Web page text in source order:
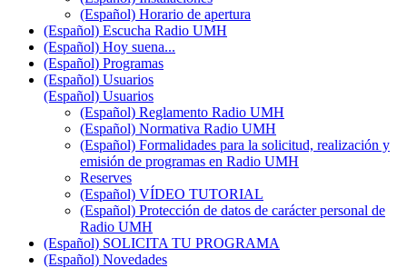
(Español) Horario de apertura
(Español) Escucha Radio UMH
(Español) Hoy suena...
(Español) Programas
(Español) Usuarios
(Español) Usuarios
(Español) Reglamento Radio UMH
(Español) Normativa Radio UMH
(Español) Formalidades para la solicitud, realización y
emisión de programas en Radio UMH
Reserves
(Español) VÍDEO TUTORIAL
(Español) Protección de datos de carácter personal de
Radio UMH
(Español) SOLICITA TU PROGRAMA
(Español) Novedades